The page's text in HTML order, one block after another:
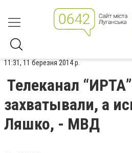
11:31, 11 березня 2014 р.
Телеканал
захватывали, а
Ляшко, - МВД